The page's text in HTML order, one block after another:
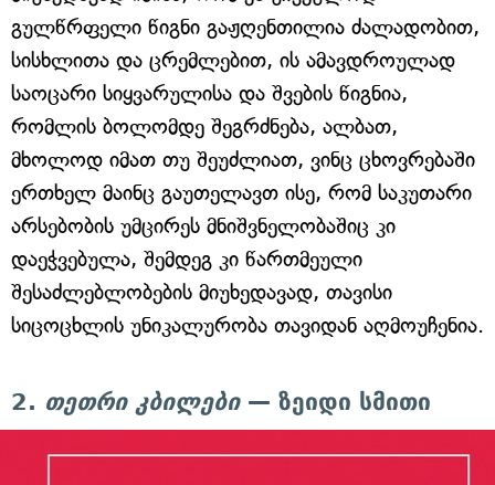
გულწრფელი წიგნი გაჟღენთილია ძალადობით,
სისხლითა და ცრემლებით, ის ამავდროულად
საოცარი სიყვარულისა და შვების წიგნია,
რომლის ბოლომდე შეგრძნება, ალბათ,
მხოლოდ იმათ თუ შეუძლიათ, ვინც ცხოვრებაში
ერთხელ მაინც გაუთელავთ ისე, რომ საკუთარი
არსებობის უმცირეს მნიშვნელობაშიც კი
დაეჭვებულა, შემდეგ კი წართმეული
შესაძლებლობების მიუხედავად, თავისი
სიცოცხლის უნიკალურობა თავიდან აღმოუჩენია.
2. თეთრი კბილები— ზეიდი სმითი